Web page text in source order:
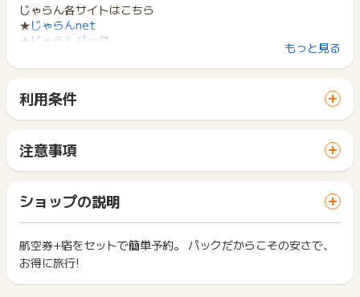
じゃらん各サイトはこちら
★じゃらんnet
★ じゃらんパック
★じゃらん 遊び・体験予約
※「JAL航空券+宿泊」「ANA航空券+宿泊」のネット予約後、
ツアーのご利用確認完了をもってポイント対象です。
※お支払額に関するポイント対象変更のお知らせ※
2018年9月25日(火)12：00以降のごお申込み分につきまし
て、「税抜のお支払い金額からクーポン金額を除外した金額」
に対して、ポイント対象とさせていただきます。予めご了承く
ださいませ。
下記の場合、ポイント獲得対象外となります。
・電話予約センター経由での宿・ホテル予約
・【JR新幹線・特急+宿伯】のパッケージは
もっと見る
利用条件
サイトに移動してからお申し込みやお買い物が完了するまでの
間に、同じブラウザ（※）で他のサイトに移動した場合はポイン
ト獲得ができません。
「 サイトへ行ってポイントGET 」ボタンを押した時とサービ
ス・お買い物利用時で、デバイス・ブラウザが異なる場合はポ
イント獲得ができません。
2回以上同じお買い物・サービスをご利用される場合は、毎回
ポイントタウンに戻り、「 サイトへ行ってポイントGET 」ボ
注意事項
一部のサービスにつきましては、1商品につき10円単位の金額
は切り捨てとなります。
ポイント獲得が1ポイント未満のものは切り捨てとなり、ポイ
ント履歴には記載されません。
原則として広告主側のポイント等を利用して支払われた金額分
につきましては、ポイントタウンのポイント獲得の対象には含
まれません。
ショップの説明
航空券+宿をセットで簡単予約。 パックだからこその安さで、
お得に旅行!